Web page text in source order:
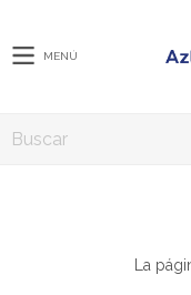
MENÚ
La